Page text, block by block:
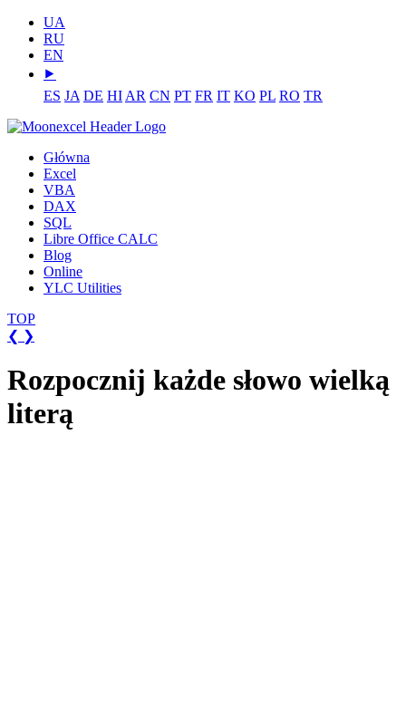
UA
RU
EN
⯈
ES JA DE HI AR CN PT FR IT KO PL RO TR
Główna
Excel
VBA
DAX
SQL
Libre Office CALC
Blog
Online
YLC Utilities
TOP
❮ ❯
Rozpocznij każde słowo wielką
literą